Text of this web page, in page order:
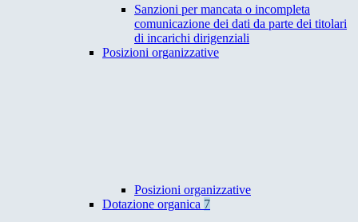
Sanzioni per mancata o incompleta
comunicazione dei dati da parte dei titolari
di incarichi dirigenziali
Posizioni organizzative
Posizioni organizzative
Dotazione organica 7